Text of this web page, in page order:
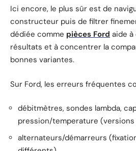
Ici encore, le plus sûr est de
constructeur puis de filtrer
dédiée comme pièces Ford aide à
résultats et à concentrer la
bonnes variantes.
Sur Ford, les erreurs fréquentes
débitmètres, sondes lambda,
pression/temperature
alternateurs/démarreurs